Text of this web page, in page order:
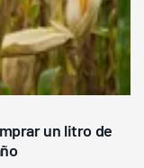
un litro de